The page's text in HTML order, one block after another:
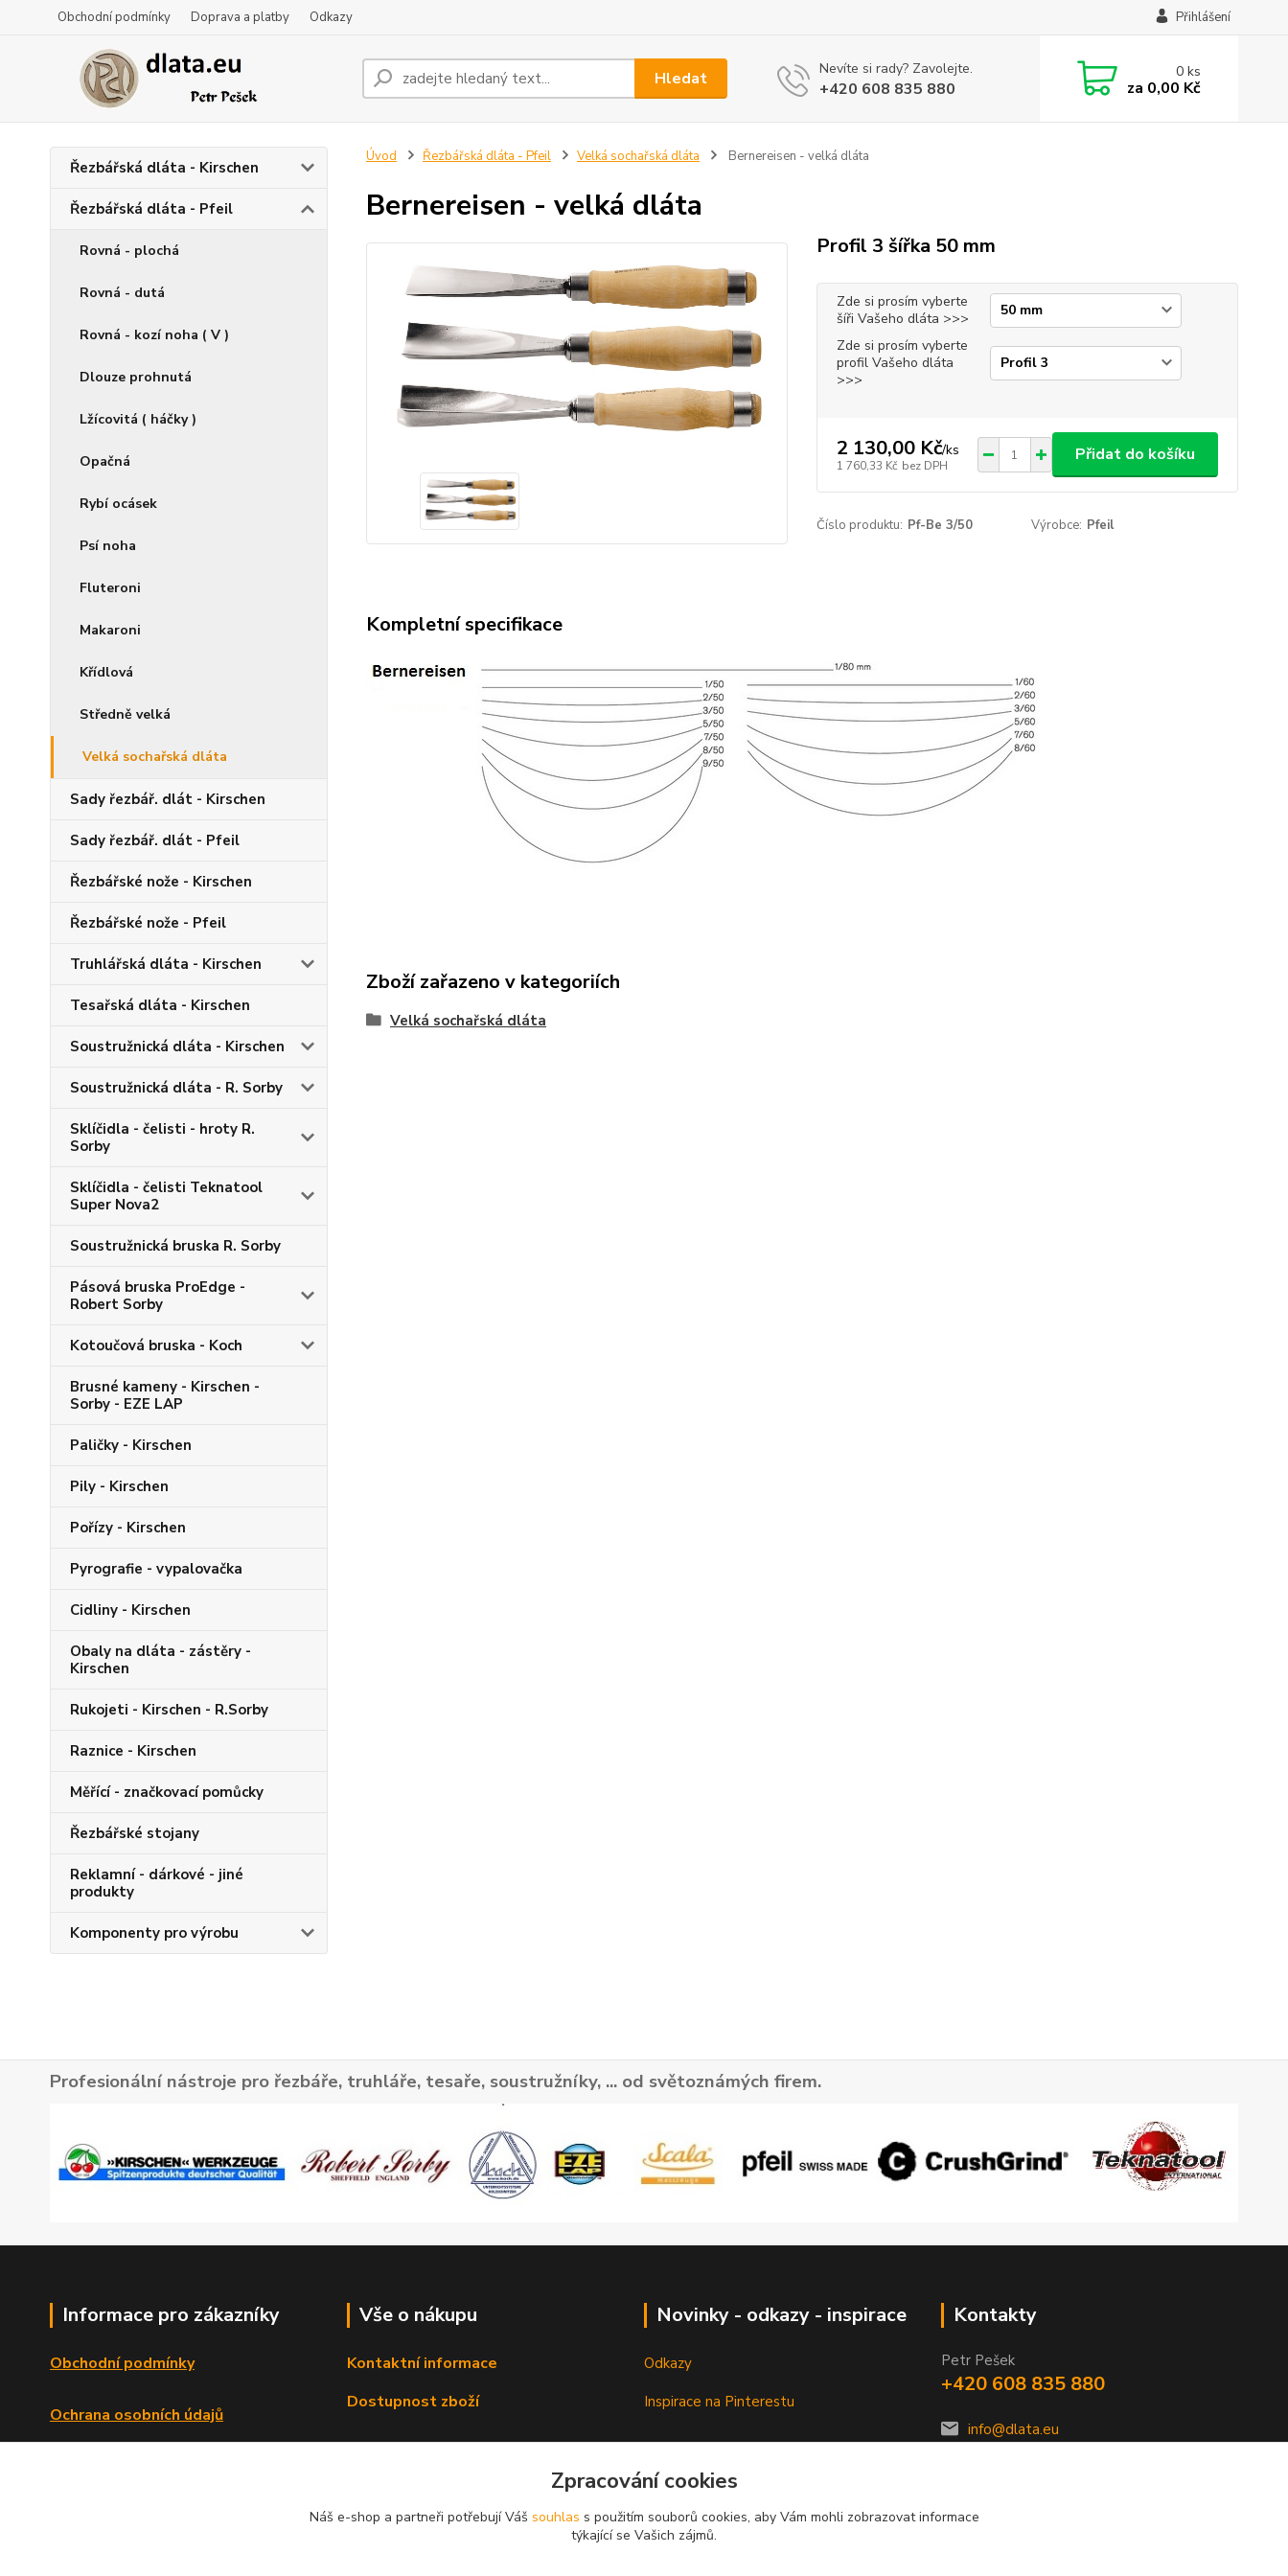
Obchodní podmínky Doprava a platby Odkazy Přihlášení
Hledat Nevíte si rady? Zavolejte.
+420 608 835 880
0ks
za 0,00 Kč
Řezbářská dláta - Kirschen
Řezbářská dláta - Pfeil
Rovná - plochá
Rovná - dutá
Rovná - kozí noha ( V )
Dlouze prohnutá
Lžícovitá ( háčky )
Opačná
Rybí ocásek
Psí noha
Fluteroni
Makaroni
Křídlová
Středně velká
Velká sochařská dláta
Sady řezbář. dlát - Kirschen
Sady řezbář. dlát - Pfeil
Řezbářské nože - Kirschen
Řezbářské nože - Pfeil
Truhlářská dláta - Kirschen
Tesařská dláta - Kirschen
Soustružnická dláta - Kirschen
Soustružnická dláta - R. Sorby
Sklíčidla - čelisti - hroty R.
Sorby
Sklíčidla - čelisti Teknatool
Super Nova2
Soustružnická bruska R. Sorby
Pásová bruska ProEdge -
Robert Sorby
Kotoučová bruska - Koch
Brusné kameny - Kirschen -
Sorby - EZE LAP
Paličky - Kirschen
Pily - Kirschen
Pořízy - Kirschen
Pyrografie - vypalovačka
Cidliny - Kirschen
Obaly na dláta - zástěry -
Kirschen
Rukojeti - Kirschen - R.Sorby
Raznice - Kirschen
Měřící - značkovací pomůcky
Řezbářské stojany
Reklamní - dárkové - jiné
produkty
Komponenty pro výrobu
Úvod Řezbářská dláta - Pfeil Velká sochařská dláta Bernereisen - velká dláta
Bernereisen - velká dláta
Profil 3 šířka 50 mm
Zde si prosím vyberte
šíři Vašeho dláta >>>
Zde si prosím vyberte
profil Vašeho dláta
>>>
2 130,00 Kč/ks
1 760,33 Kč bez DPH
Přidat do košíku
Číslo produktu: Pf-Be 3/50 Výrobce: Pfeil
Kompletní specifikace
Zboží zařazeno v kategoriích
Velká sochařská dláta
Profesionální nástroje pro řezbáře, truhláře, tesaře, soustružníky, ... od světoznámých firem.
Informace pro zákazníky
Obchodní podmínky
Ochrana osobních údajů
Vše o nákupu
Kontaktní informace
Dostupnost zboží
Novinky - odkazy - inspirace
Odkazy
Inspirace na Pinterestu
Kontakty
Petr Pešek
+420 608 835 880
info@dlata.eu
Zpracování cookies
Náš e-shop a partneři potřebují Váš souhlas s použitím souborů cookies, aby Vám mohli zobrazovat informace
týkající se Vašich zájmů.